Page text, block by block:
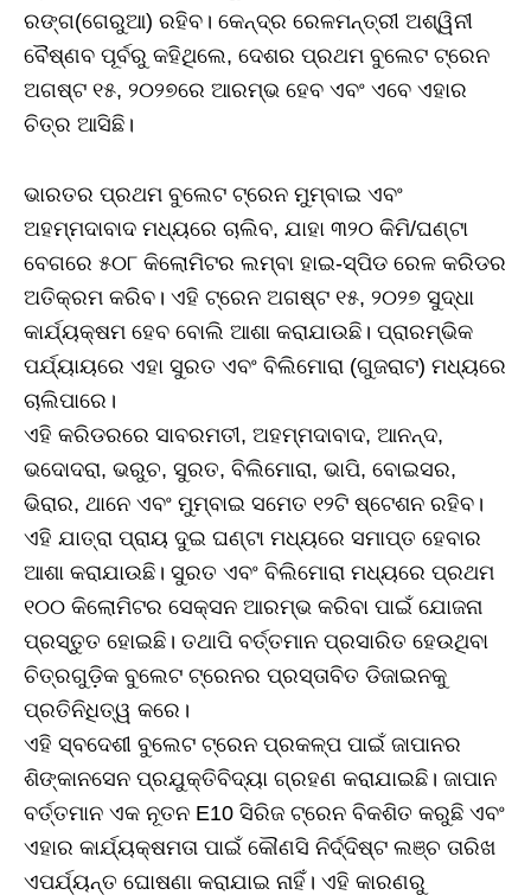
ରଙ୍ଗ(ଗେରୁଆ) ରହିବ। କେନ୍ଦ୍ର ରେଳମନ୍ତ୍ରୀ ଅଶ୍ୱିନୀ
ବୈଷ୍ଣବ ପୂର୍ବରୁ କହିଥିଲେ, ଦେଶର ପ୍ରଥମ ବୁଲେଟ ଟ୍ରେନ
ଅଗଷ୍ଟ ୧୫, ୨୦୨୭ରେ ଆରମ୍ଭ ହେବ ଏବଂ ଏବେ ଏହାର
ଚିତ୍ର ଆସିଛି।
ଭାରତର ପ୍ରଥମ ବୁଲେଟ ଟ୍ରେନ ମୁମ୍ବାଇ ଏବଂ
ଅହମ୍ମଦାବାଦ ମଧ୍ୟରେ ଚାଲିବ, ଯାହା ୩୨୦ କିମି/ଘଣ୍ଟା
ବେଗରେ ୫୦୮ କିଲୋମିଟର ଲମ୍ବା ହାଇ-ସ୍ପିଡ ରେଳ କରିଡର
ଅତିକ୍ରମ କରିବ। ଏହି ଟ୍ରେନ ଅଗଷ୍ଟ ୧୫, ୨୦୨୭ ସୁଦ୍ଧା
କାର୍ଯ୍ୟକ୍ଷମ ହେବ ବୋଲି ଆଶା କରାଯାଉଛି। ପ୍ରାରମ୍ଭିକ
ପର୍ଯ୍ୟାୟରେ ଏହା ସୁରତ ଏବଂ ବିଲିମୋରା (ଗୁଜରାଟ) ମଧ୍ୟରେ
ଚାଲିପାରେ।
ଏହି କରିଡରରେ ସାବରମତୀ, ଅହମ୍ମଦାବାଦ, ଆନନ୍ଦ,
ଭଦୋଦରା, ଭରୁଚ, ସୁରତ, ବିଲିମୋରା, ଭାପି, ବୋଇସର,
ଭିରାର, ଥାନେ ଏବଂ ମୁମ୍ବାଇ ସମେତ ୧୨ଟି ଷ୍ଟେଶନ ରହିବ।
ଏହି ଯାତ୍ରା ପ୍ରାୟ ଦୁଇ ଘଣ୍ଟା ମଧ୍ୟରେ ସମାପ୍ତ ହେବାର
ଆଶା କରାଯାଉଛି। ସୁରତ ଏବଂ ବିଲିମୋରା ମଧ୍ୟରେ ପ୍ରଥମ
୧୦୦ କିଲୋମିଟର ସେକ୍ସନ ଆରମ୍ଭ କରିବା ପାଇଁ ଯୋଜନା
ପ୍ରସ୍ତୁତ ହୋଇଛି। ତଥାପି ବର୍ତ୍ତମାନ ପ୍ରସାରିତ ହେଉଥିବା
ଚିତ୍ରଗୁଡ଼ିକ ବୁଲେଟ ଟ୍ରେନର ପ୍ରସ୍ତାବିତ ଡିଜାଇନକୁ
ପ୍ରତିନିଧିତ୍ୱ କରେ।
ଏହି ସ୍ବଦେଶୀ ବୁଲେଟ ଟ୍ରେନ ପ୍ରକଳ୍ପ ପାଇଁ ଜାପାନର
ଶିଙ୍କାନସେନ ପ୍ରଯୁକ୍ତିବିଦ୍ୟା ଗ୍ରହଣ କରାଯାଇଛି। ଜାପାନ
ବର୍ତ୍ତମାନ ଏକ ନୂତନ E10 ସିରିଜ ଟ୍ରେନ ବିକଶିତ କରୁଛି ଏବଂ
ଏହାର କାର୍ଯ୍ୟକ୍ଷମତା ପାଇଁ କୌଣସି ନିର୍ଦ୍ଦିଷ୍ଟ ଲଞ୍ଚ ତାରିଖ
ଏପର୍ଯ୍ୟନ୍ତ ଘୋଷଣା କରାଯାଇ ନାହିଁ। ଏହି କାରଣରୁ